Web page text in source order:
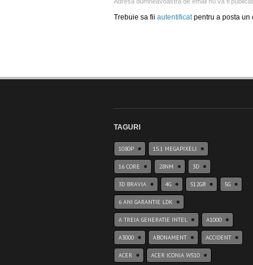
Trebuie sa fii autentificatpentru a posta un
TAGURI
1080P 15.1 MEGAPIXELI
16 CORE 28NM 3D
3D BRAVIA 4G 512GB 5G
6 ANI GARANTIE LDK
A TREIA GENERATIE INTEL A1000
A3000 ABONAMENT ACCIDENT
ACER ACER ICONIA W510